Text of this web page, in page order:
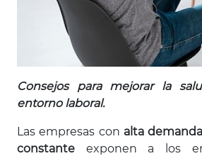
Consejos para mejorar la
entorno laboral.
Las empresas con alta
constante exponen a los